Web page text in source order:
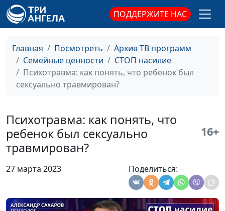
ПОДДЕРЖИТЕ НАС
Главная Посмотреть
Архив ТВ программ
Семейные ценности
СТОП насилие
Психотравма: как понять, что ребенок был
сексуально травмирован?
Психотравма: как понять, что
ребенок был сексуально
травмирован?
16+
27 марта 2023 Поделиться:
исцелении
психотравмы?
консультант по семейным
взаимоотношениям
своё
эмоциональное
здоровье?
священнослужитель,
консультант по семейным
взаимоотношениям
консультант по семейным
взаимоотношениям
Как помочь
взрослому человеку
травму?
священнослужитель,
консультант по семейным
взаимоотношениям